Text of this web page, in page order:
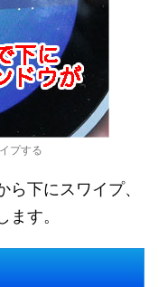
プする
下にスワイプ、
す。